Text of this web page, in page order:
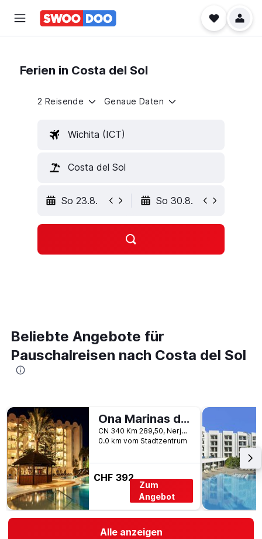
Ferien in Costa del Sol
2 Reisende Genaue Daten
Wichita (ICT)
Costa del Sol
So 23.8. So 30.8.
Beliebte Angebote für
Pauschalreisen nach Costa del Sol
Ona Marinas de Nerja Spa Resort
CN 340 Km 289,50, Nerja, Andalusien, Spanien
0.0 km vom Stadtzentrum
CHF 392
Zum
Angebot
Alle anzeigen